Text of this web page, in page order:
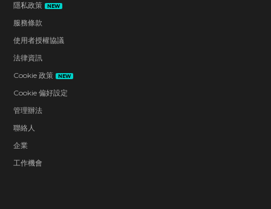
隱私政策 NEW
服務條款
使用者授權協議
法律資訊
Cookie 政策
NEW
Cookie 偏好設定
管理辦法
聯絡人
企業
工作機會